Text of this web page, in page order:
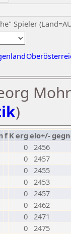
Spieler
)
f Kerg elo+/-
0 2456
0 2457
0 2455
0 2453
0 2457
0 2462
0 2471
0 2475